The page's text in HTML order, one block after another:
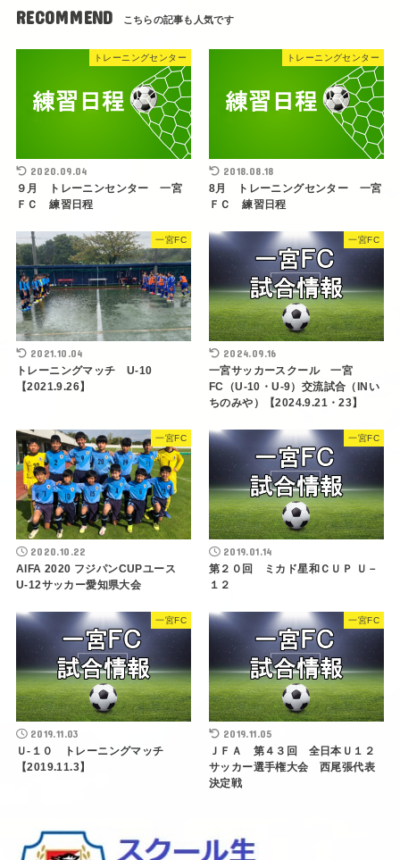
RECOMMEND
トレーニングセンター
2020.09.04
９月 トレーニンセンター 一宮
ＦＣ 練習日程
トレーニングセンター
2018.08.18
8月 トレーニングセンター 一宮
ＦＣ 練習日程
一宮FC
2021.10.04
トレーニングマッチ U-10
【2021.9.26】
一宮FC
2024.09.16
一宮サッカースクール 一宮
FC（U-10・U-9）交流試合（INい
ちのみや）【2024.9.21・23】
一宮FC
2020.10.22
AIFA 2020 フジパンCUPユース
U-12サッカー愛知県大会
一宮FC
2019.01.14
第２０回 ミカド星和ＣＵＰ Ｕ－
１２
一宮FC
2019.11.03
Ｕ-１０ トレーニングマッチ
【2019.11.3】
一宮FC
2019.11.05
ＪＦＡ 第４３回 全日本Ｕ１２
サッカー選手権大会 西尾張代表
決定戦